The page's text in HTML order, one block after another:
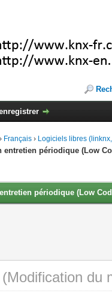
› Français › Logiciels libres
périodique (Low
périodique (Low
(Modification du